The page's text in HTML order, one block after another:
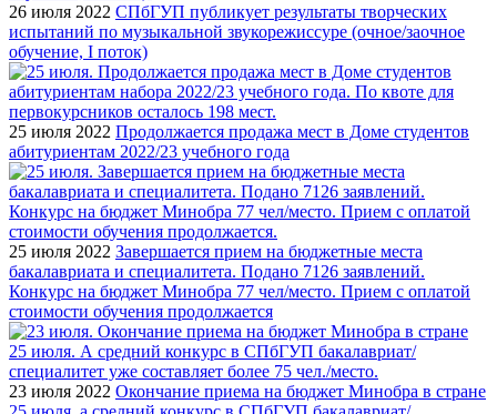
26 июля 2022 СПбГУП публикует результаты творческих
испытаний по музыкальной звукорежиссуре (очное/заочное
обучение, I поток)
25 июля 2022 Продолжается продажа мест в Доме студентов
абитуриентам 2022/23 учебного года
25 июля 2022 Завершается прием на бюджетные места
бакалавриата и специалитета. Подано 7126 заявлений.
Конкурс на бюджет Минобра 77 чел/место. Прием с оплатой
стоимости обучения продолжается
23 июля 2022 Окончание приема на бюджет Минобра в стране